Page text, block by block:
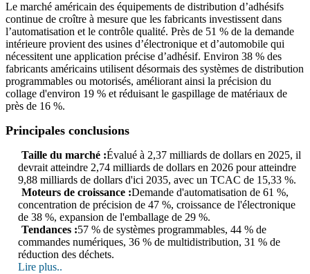
Le marché américain des équipements de distribution d’adhésifs
continue de croître à mesure que les fabricants investissent dans
l’automatisation et le contrôle qualité. Près de 51 % de la demande
intérieure provient des usines d’électronique et d’automobile qui
nécessitent une application précise d’adhésif. Environ 38 % des
fabricants américains utilisent désormais des systèmes de distribution
programmables ou motorisés, améliorant ainsi la précision du
collage d'environ 19 % et réduisant le gaspillage de matériaux de
près de 16 %.
Principales conclusions
Taille du marché :Évalué à 2,37 milliards de dollars en 2025, il
devrait atteindre 2,74 milliards de dollars en 2026 pour atteindre
9,88 milliards de dollars d'ici 2035, avec un TCAC de 15,33 %.
Moteurs de croissance :Demande d'automatisation de 61 %,
concentration de précision de 47 %, croissance de l'électronique
de 38 %, expansion de l'emballage de 29 %.
Tendances :57 % de systèmes programmables, 44 % de
commandes numériques, 36 % de multidistribution, 31 % de
réduction des déchets.
Lire plus..